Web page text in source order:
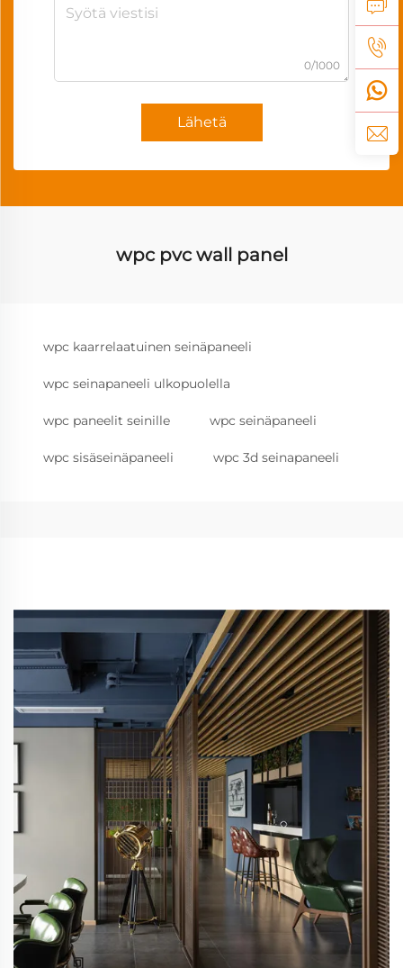
0/1000
Lähetä
wpc pvc wall panel
wpc kaarrelaatuinen seinäpaneeli
wpc seinapaneeli ulkopuolella
wpc paneelit seinille wpc seinäpaneeli
wpc sisäseinäpaneeli wpc 3d seinapaneeli